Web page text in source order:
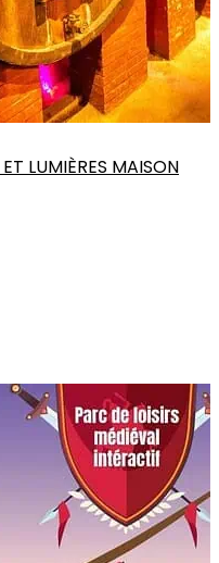
LUMIÈRES MAISON